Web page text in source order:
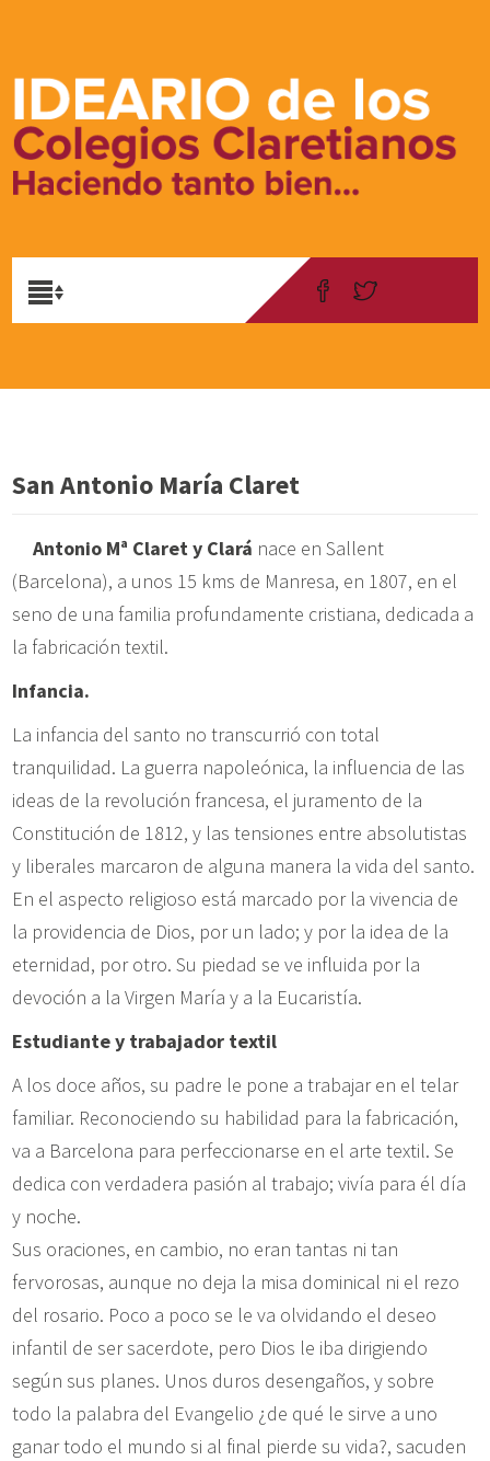
San Antonio María Claret
Antonio Mª Claret y Clará nace en Sallent
(Barcelona), a unos 15 kms de Manresa, en 1807, en el
seno de una familia profundamente cristiana, dedicada a
la fabricación textil.
Infancia.
La infancia del santo no transcurrió con total
tranquilidad. La guerra napoleónica, la influencia de las
ideas de la revolución francesa, el juramento de la
Constitución de 1812, y las tensiones entre absolutistas
y liberales marcaron de alguna manera la vida del santo.
En el aspecto religioso está marcado por la vivencia de
la providencia de Dios, por un lado; y por la idea de la
eternidad, por otro. Su piedad se ve influida por la
devoción a la Virgen María y a la Eucaristía.
Estudiante y trabajador textil
A los doce años, su padre le pone a trabajar en el telar
familiar. Reconociendo su habilidad para la fabricación,
va a Barcelona para perfeccionarse en el arte textil. Se
dedica con verdadera pasión al trabajo; vivía para él día
y noche.
Sus oraciones, en cambio, no eran tantas ni tan
fervorosas, aunque no deja la misa dominical ni el rezo
del rosario. Poco a poco se le va olvidando el deseo
infantil de ser sacerdote, pero Dios le iba dirigiendo
según sus planes. Unos duros desengaños, y sobre
todo la palabra del Evangelio ¿de qué le sirve a uno
ganar todo el mundo si al final pierde su vida?, sacuden